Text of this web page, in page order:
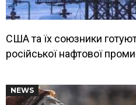
США та їх союзники
російської нафтової
NEWS